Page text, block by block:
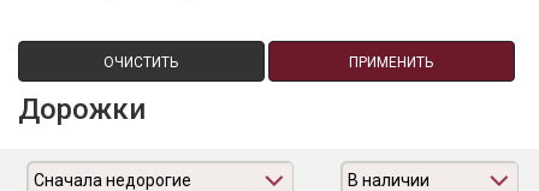
ОЧИСТИТЬ ПРИМЕНИТЬ
Дорожки
Сначала недорогие В наличии